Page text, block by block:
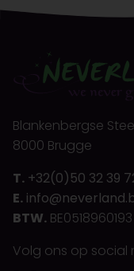
Blankenbergse
8000 Brugge
T. +32(0)50 32 39
E.
BTW. BE0518960193
Volg ons op social